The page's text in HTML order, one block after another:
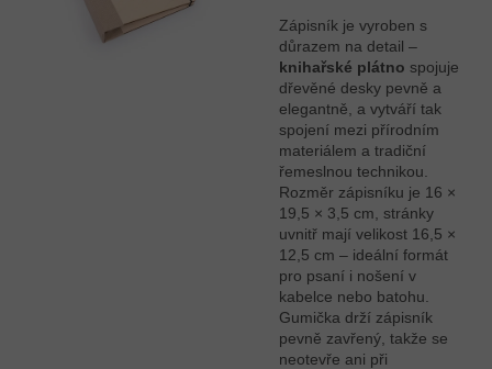
Zápisník je vyroben s
důrazem na detail –
knihařské plátno spojuje
dřevěné desky pevně a
elegantně, a vytváří tak
spojení mezi přírodním
materiálem a tradiční
řemeslnou technikou.
Rozměr zápisníku je 16 ×
19,5 × 3,5 cm, stránky
uvnitř mají velikost 16,5 ×
12,5 cm – ideální formát
pro psaní i nošení v
kabelce nebo batohu.
Gumička drží zápisník
pevně zavřený, takže se
neotevře ani při